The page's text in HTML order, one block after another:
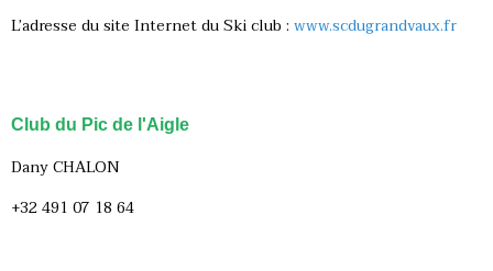
L’adresse du site Internet du Ski club : www.scdugrandvaux.fr
Club du Pic de l'Aigle
Dany CHALON
+32 491 07 18 64